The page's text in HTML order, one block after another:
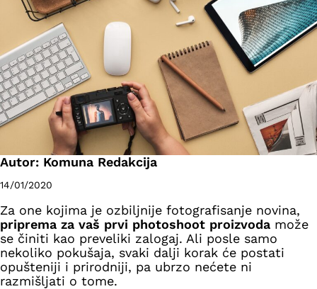
Autor: Komuna Redakcija
14/01/2020
Za one kojima je ozbiljnije fotografisanje novina,
priprema za vaš prvi photoshoot proizvoda može
se činiti kao preveliki zalogaj. Ali posle samo
nekoliko pokušaja, svaki dalji korak će postati
opušteniji i prirodniji, pa ubrzo nećete ni
razmišljati o tome.